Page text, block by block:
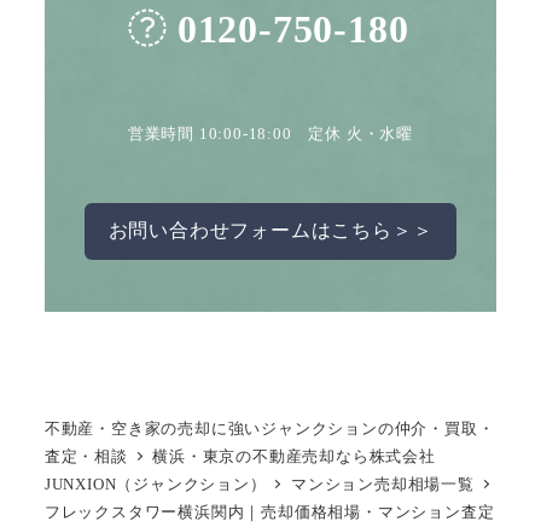
0120-750-180
営業時間 10:00-18:00 定休 火・水曜
お問い合わせフォームはこちら＞＞
不動産・空き家の売却に強いジャンクションの仲介・買取・
査定・相談
横浜・東京の不動産売却なら株式会社
JUNXION（ジャンクション）
マンション売却相場一覧
フレックスタワー横浜関内｜売却価格相場・マンション査定